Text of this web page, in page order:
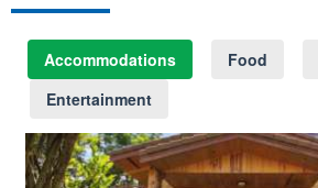
Accommodations Food
Entertainment